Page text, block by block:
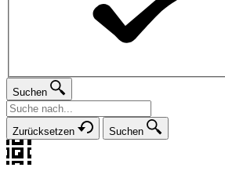
Suchen
Zurücksetzen Suchen